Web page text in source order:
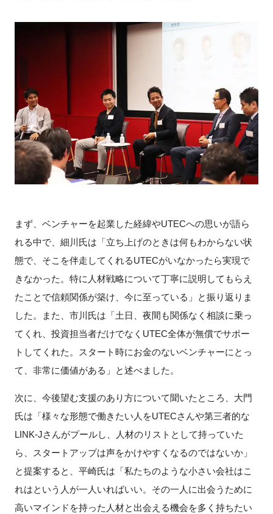
まず、ベンチャーを起業した経緯やUTECへの思いが語ら
れる中で、細川氏は「立ち上げのときは何もわからない状
態で、そこを伴走してくれるUTECがいなかったら実現で
きなかった。特に人材戦略について丁寧に説明してもらえ
たことで信頼関係が築け、今に至っている」と振り返りま
した。また、市川氏は「土日、夜間も関係なく相談に乗っ
てくれ、投資担当者だけでなくUTEC全体が無償でサポー
トしてくれた。スタート時にお金のないベンチャーにとっ
て、非常に価値がある」と述べました。
次に、今後望む支援のあり方について聞いたところ、大門
氏は「様々な形態で働きたい人をUTECさんや第三者的な
LINK-Jさんがプールし、人材のリストとして持っていた
ら、スタートアップは声をかけやすくなるのではないか」
と提案すると、平崎氏は「私たちのような小さい会社はこ
れはという人が一人いればいい。その一人に出会うために
高いマインドを持った人材と出会える機会を多く持ちたい